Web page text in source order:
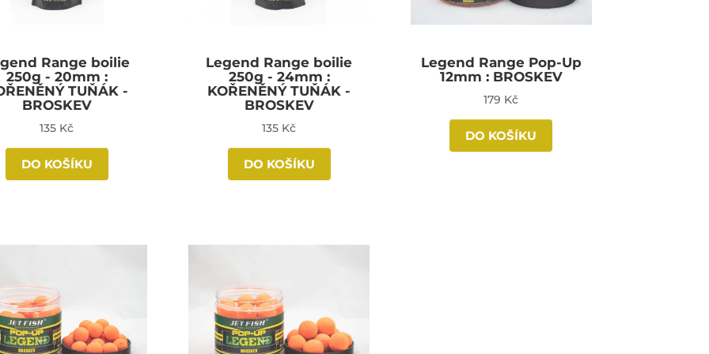
Range boilie
250g - 20mm :
TUŇÁK -
BROSKEV
135 Kč
DO KOŠÍKU
Legend Range boilie
250g - 24mm :
KOŘENĚNÝ TUŇÁK -
BROSKEV
135 Kč
DO KOŠÍKU
Legend Range Pop-Up
12mm : BROSKEV
179 Kč
DO KOŠÍKU